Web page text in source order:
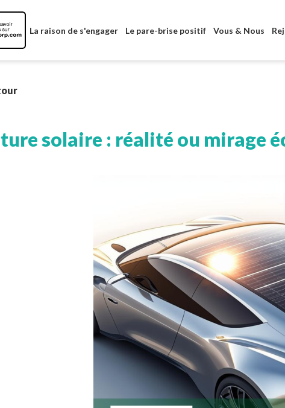
La raison de s'engager Le pare-brise positif Vous & Nous
solaire : réalité ou mirage